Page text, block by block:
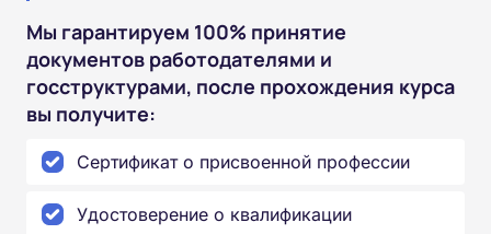
Мы гарантируем 100% принятие
документов работодателями и
госструктурами, после прохождения курса
вы получите:
Сертификат о присвоенной профессии
Удостоверение о квалификации